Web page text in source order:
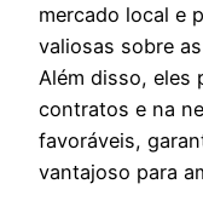
mercado local e
valiosas sobre
Além disso, eles
contratos e na
favoráveis,
vantajoso para